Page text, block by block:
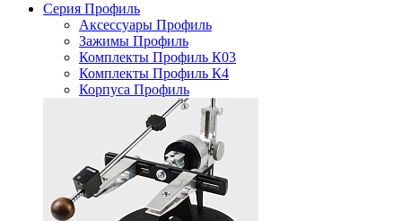
Серия Профиль
Аксессуары Профиль
Зажимы Профиль
Комплекты Профиль К03
Комплекты Профиль К4
Корпуса Профиль